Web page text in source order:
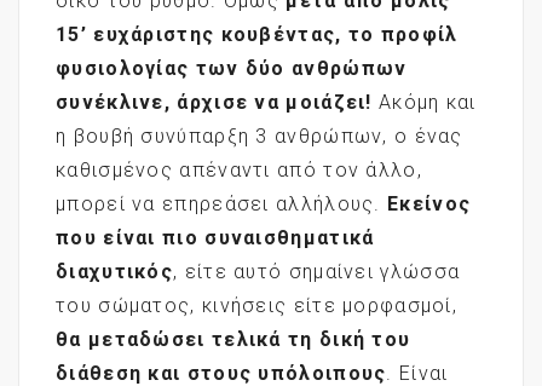
15’ ευχάριστης κουβέντας, το προφίλ
φυσιολογίας των δύο ανθρώπων
συνέκλινε, άρχισε να μοιάζει! Ακόμη και
η βουβή συνύπαρξη 3 ανθρώπων, ο ένας
καθισμένος απέναντι από τον άλλο,
μπορεί να επηρεάσει αλλήλους.
Εκείνος
που είναι πιο συναισθηματικά
διαχυτικός, είτε αυτό σημαίνει γλώσσα
του σώματος, κινήσεις είτε μορφασμοί,
θα μεταδώσει τελικά τη δική του
διάθεση και στους υπόλοιπους . Είναι